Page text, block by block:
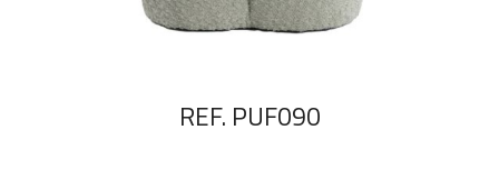
REF. PUF090